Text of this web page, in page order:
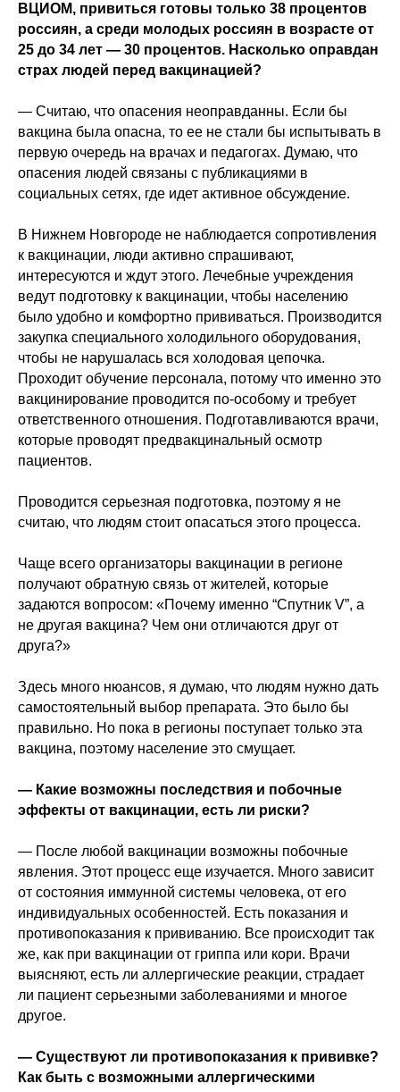
ВЦИОМ, привиться готовы только 38 процентов
россиян, а среди молодых россиян в возрасте от
25 до 34 лет — 30 процентов. Насколько оправдан
страх людей перед вакцинацией?
— Считаю, что опасения неоправданны. Если бы
вакцина была опасна, то ее не стали бы испытывать в
первую очередь на врачах и педагогах. Думаю, что
опасения людей связаны с публикациями в
социальных сетях, где идет активное обсуждение.
В Нижнем Новгороде не наблюдается сопротивления
к вакцинации, люди активно спрашивают,
интересуются и ждут этого. Лечебные учреждения
ведут подготовку к вакцинации, чтобы населению
было удобно и комфортно прививаться. Производится
закупка специального холодильного оборудования,
чтобы не нарушалась вся холодовая цепочка.
Проходит обучение персонала, потому что именно это
вакцинирование проводится по-особому и требует
ответственного отношения. Подготавливаются врачи,
которые проводят предвакцинальный осмотр
пациентов.
Проводится серьезная подготовка, поэтому я не
считаю, что людям стоит опасаться этого процесса.
Чаще всего организаторы вакцинации в регионе
получают обратную связь от жителей, которые
задаются вопросом: «Почему именно “Спутник V”, а
не другая вакцина? Чем они отличаются друг от
друга?»
Здесь много нюансов, я думаю, что людям нужно дать
самостоятельный выбор препарата. Это было бы
правильно. Но пока в регионы поступает только эта
вакцина, поэтому население это смущает.
— Какие возможны последствия и побочные
эффекты от вакцинации, есть ли риски?
— После любой вакцинации возможны побочные
явления. Этот процесс еще изучается. Много зависит
от состояния иммунной системы человека, от его
индивидуальных особенностей. Есть показания и
противопоказания к прививанию. Все происходит так
же, как при вакцинации от гриппа или кори. Врачи
выясняют, есть ли аллергические реакции, страдает
ли пациент серьезными заболеваниями и многое
другое.
— Существуют ли противопоказания к прививке?
Как быть с возможными аллергическими